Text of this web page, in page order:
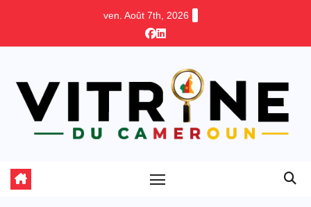
ven. Août 7th, 2026